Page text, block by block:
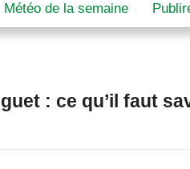
Météo de la semaine
: ce qu’il faut